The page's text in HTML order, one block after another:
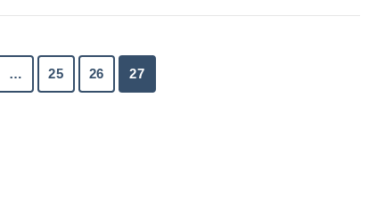
… 25 26 27